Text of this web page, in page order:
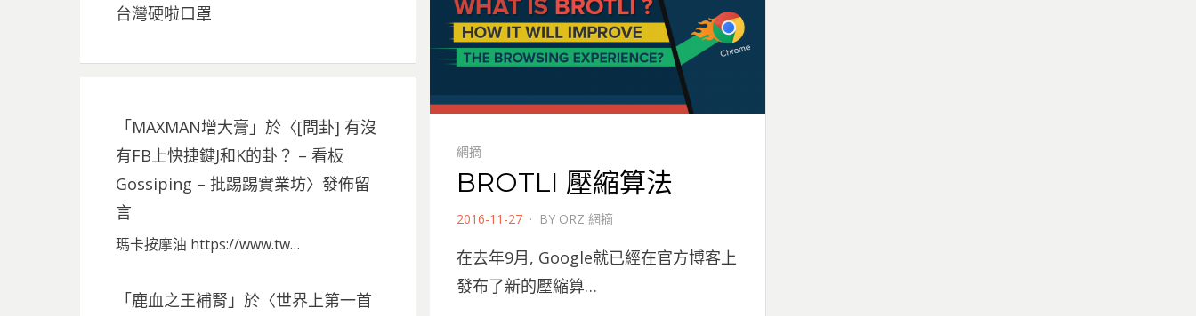
網摘
BROTLI 壓縮算法
POSTED
2016-11-27 BY ORZ 網摘
在去年9月, Google就已經在官方博客上
發布了新的壓縮算…
台灣硬啦口罩
「MAXMAN增大膏 」於〈[問卦] 有沒
有FB上快捷鍵J和K的卦？ – 看板
Gossiping – 批踢踢實業坊〉發佈留
言
瑪卡按摩油 https://www.tw…
「鹿血之王補腎 」於〈世界上第一首